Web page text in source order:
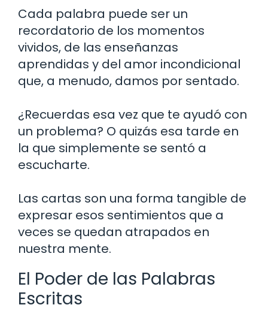
Cada palabra puede ser un
recordatorio de los momentos
vividos, de las enseñanzas
aprendidas y del amor incondicional
que, a menudo, damos por sentado.
¿Recuerdas esa vez que te ayudó con
un problema? O quizás esa tarde en
la que simplemente se sentó a
escucharte.
Las cartas son una forma tangible de
expresar esos sentimientos que a
veces se quedan atrapados en
nuestra mente.
El Poder de las Palabras
Escritas